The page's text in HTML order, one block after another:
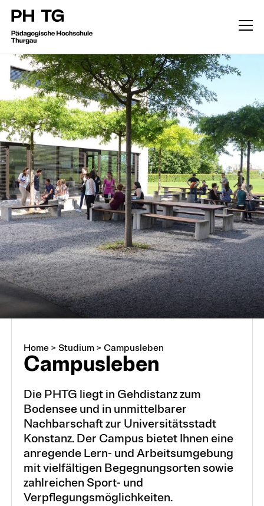
Studium
Kindergarten-Unterstufe
Primarstufe
Sekundarstufe I
Frühe Kindheit
International
Campusleben
Home> Studium> Campusleben
Campus­leben
Die PHTG liegt in Gehdistanz zum
Bodensee und in unmittelbarer
Nachbarschaft zur Universitätsstadt
Konstanz. Der Campus bietet Ihnen eine
anregende Lern- und Arbeitsumgebung
mit vielfältigen Begegnungsorten sowie
zahlreichen Sport- und
Verpflegungsmöglichkeiten.